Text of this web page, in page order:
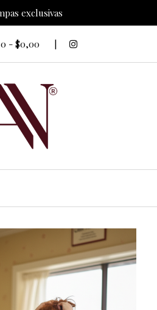
exclusivas
0 - $0,00